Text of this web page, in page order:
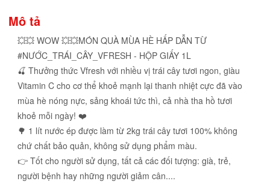
Mô tả
💥💥 WOW 💥💥MÓN QUÀ MÙA HÈ HẤP DẪN TỪ
#NƯỚC_TRÁI_CÂY_VFRESH - HỘP GIẤY 1L
🍒 Thưởng thức Vfresh với nhiều vị trái cây tươi ngon, giàu
Vitamin C cho cơ thể khoẻ mạnh lại thanh nhiệt cực đã vào
mùa hè nóng nực, sảng khoái tức thì, cả nhà tha hồ tươi
khoẻ mỗi ngày! ❤️
🌳 1 lít nước ép được làm từ 2kg trái cây tươi 100% không
chứ chất bảo quản, không sử dụng phẩm màu.
👉 Tốt cho người sử dụng, tất cả các đối tượng: già, trẻ,
người bệnh hay những người giảm cân....